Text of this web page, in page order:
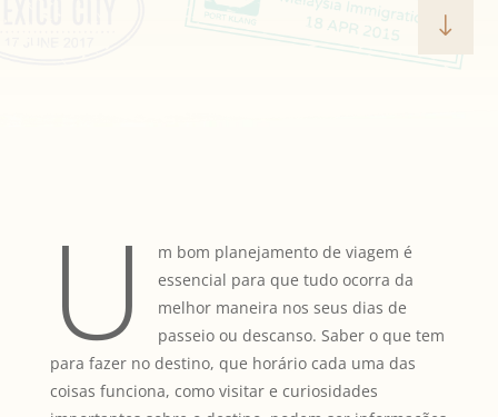
"
U
m bom planejamento de viagem é
essencial para que tudo ocorra da
melhor maneira nos seus dias de
passeio ou descanso. Saber o que tem
para fazer no destino, que horário cada uma das
coisas funciona, como visitar e curiosidades